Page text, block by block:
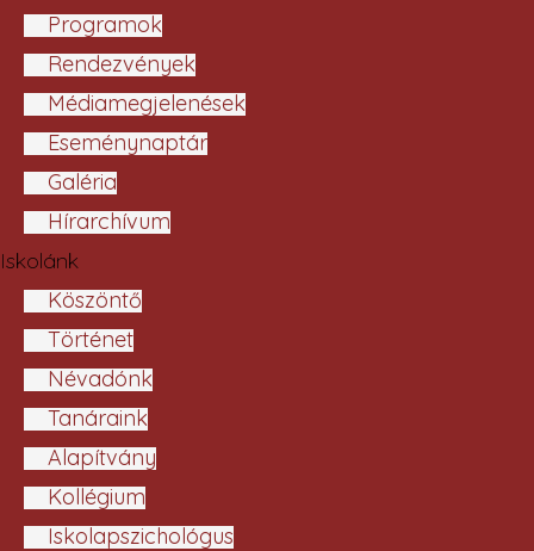
Programok
Rendezvények
Médiamegjelenések
Eseménynaptár
Galéria
Hírarchívum
Iskolánk
Köszöntő
Történet
Névadónk
Tanáraink
Alapítvány
Kollégium
Iskolapszichológus